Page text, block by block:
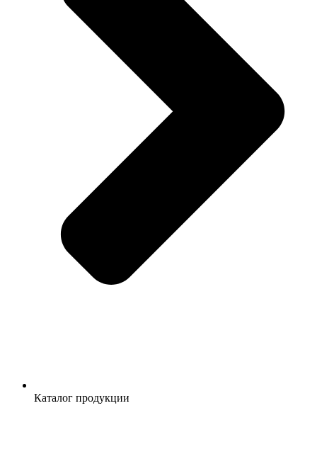
Каталог продукции